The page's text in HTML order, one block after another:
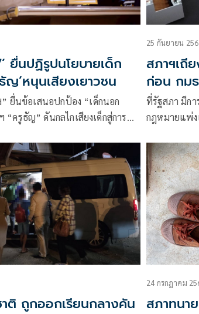
ยื่นปฏิรูปนโยบายเด็ก
ญ’หนุนเสียงเยาวชน
ยื่นข้อเสนอปกป้อง “เด็กนอก
“ครูธัญ” ดันกลไกเสียงเด็กสู่การ
25 กันยายน
สภาฯเถี
ก่อน กม
ใหม่
ที่รัฐสภา มีก
กฎหมายแพ่
กรรมาธิกา
ติ ถูกออกเรียนกลางคัน
24 กรกฎาคม
สภาทนา